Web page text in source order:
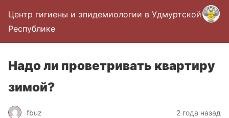
Центр гигиены и эпидемиологии в Удмуртской
Республике
Надо ли проветривать квартиру
зимой?
fbuz 2 года назад